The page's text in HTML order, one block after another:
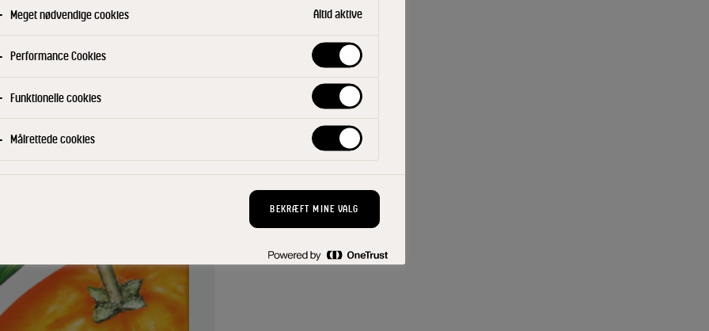
Meget nødvendige cookies Altid aktive
Performance Cookies
Funktionelle cookies
Målrettede cookies
BEKRÆFT MINE VALG